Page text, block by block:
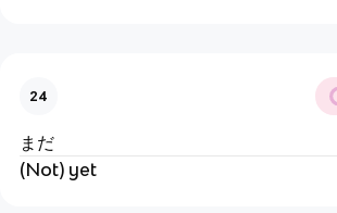
24
まだ
(Not) yet